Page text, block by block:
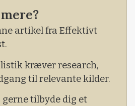
meget forskelligt i
ligger typisk mellem 7,0 og
vinterbyg er også god
som Danish Agro har fået
artikel fra Effektivt
kræver research,
til relevante kilder.
tilbyde dig et